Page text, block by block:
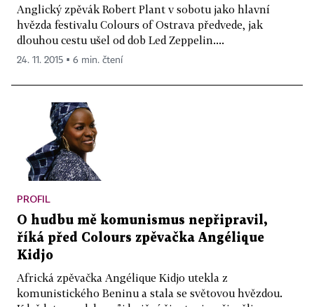
Anglický zpěvák Robert Plant v sobotu jako hlavní
hvězda festivalu Colours of Ostrava předvede, jak
dlouhou cestu ušel od dob Led Zeppelin....
24. 11. 2015 ▪ 6 min. čtení
PROFIL
O hudbu mě komunismus nepřipravil,
říká před Colours zpěvačka Angélique
Kidjo
Africká zpěvačka Angélique Kidjo utekla z
komunistického Beninu a stala se světovou hvězdou.